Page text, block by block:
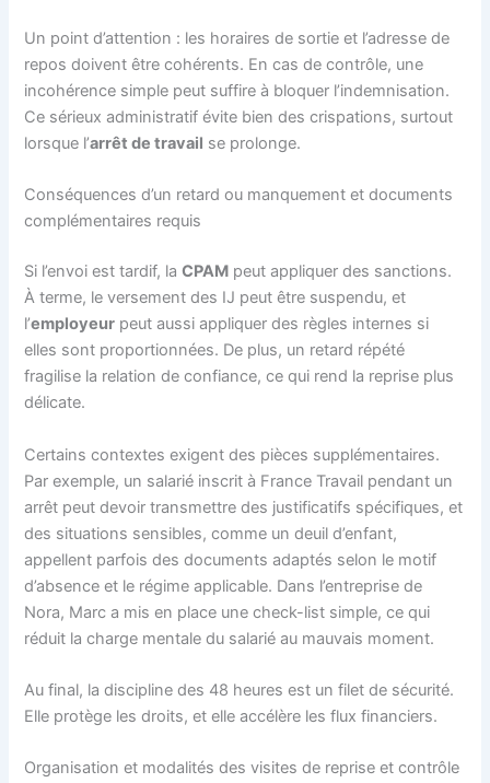
Un point d’attention : les horaires de sortie et l’adresse de
repos doivent être cohérents. En cas de contrôle, une
incohérence simple peut suffire à bloquer l’indemnisation.
Ce sérieux administratif évite bien des crispations, surtout
lorsque l’arrêt de travail se prolonge.
Conséquences d’un retard ou manquement et documents
complémentaires requis
Si l’envoi est tardif, laCPAM peut appliquer des sanctions.
À terme, le versement des IJ peut être suspendu, et
l’employeur peut aussi appliquer des règles internes si
elles sont proportionnées. De plus, un retard répété
fragilise la relation de confiance, ce qui rend la reprise plus
délicate.
Certains contextes exigent des pièces supplémentaires.
Par exemple, un salarié inscrit à France Travail pendant un
arrêt peut devoir transmettre des justificatifs spécifiques, et
des situations sensibles, comme un deuil d’enfant,
appellent parfois des documents adaptés selon le motif
d’absence et le régime applicable. Dans l’entreprise de
Nora, Marc a mis en place une check-list simple, ce qui
réduit la charge mentale du salarié au mauvais moment.
Au final, la discipline des 48 heures est un filet de sécurité.
Elle protège les droits, et elle accélère les flux financiers.
Organisation et modalités des visites de reprise et contrôle